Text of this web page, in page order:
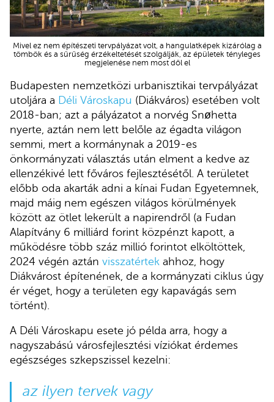
Mivel ez nem építészeti tervpályázat volt, a hangulatképek kizárólag a
tömbök és a sűrűség érzékeltetését szolgálják, az épületek tényleges
megjelenése nem most dől el
Budapesten nemzetközi urbanisztikai tervpályázat
utoljára a Déli Városkapu (Diákváros) esetében volt
2018-ban; azt a pályázatot a norvég Snøhetta
nyerte, aztán nem lett belőle az égadta világon
semmi, mert a kormánynak a 2019-es
önkormányzati választás után elment a kedve az
ellenzékivé lett főváros fejlesztésétől. A területet
előbb oda akarták adni a kínai Fudan Egyetemnek,
majd máig nem egészen világos körülmények
között az ötlet lekerült a napirendről (a Fudan
Alapítvány 6 milliárd forint közpénzt kapott, a
működésre több száz millió forintot elköltöttek,
2024 végén aztán visszatértek ahhoz, hogy
Diákvárost építenének, de a kormányzati ciklus úgy
ér véget, hogy a területen egy kapavágás sem
történt).
A Déli Városkapu esete jó példa arra, hogy a
nagyszabású városfejlesztési víziókat érdemes
egészséges szkepszissel kezelni:
az ilyen tervek vagy